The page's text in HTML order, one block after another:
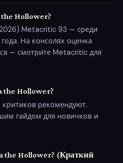
Hollower?
Metacritic 93 — среди
На консолях оценка
— смотрите Metacritic для
the Hollower?
рекомендуют.
гайдом для новичков и
the Hollower? (Краткий